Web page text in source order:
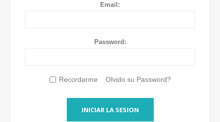
Email:
Password:
Recordarme Olvido su Password?
INICIAR LA SESION